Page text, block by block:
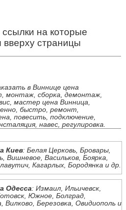
на которые
страницы
в Виннице цена
монтаж, сборка, демонтаж,
мастер цена Винница,
быстро, ремонт,
повесить, подключение,
навес, регулировка.
Киев: Белая Церковь, Бровары,
Вишневое, Васильков, Боярка,
Кагарлых, Бородянка и др.
Одесса: Измаил, Ильичевск,
Южное, Болград,
Вилково, Березовка, Овидиополь и